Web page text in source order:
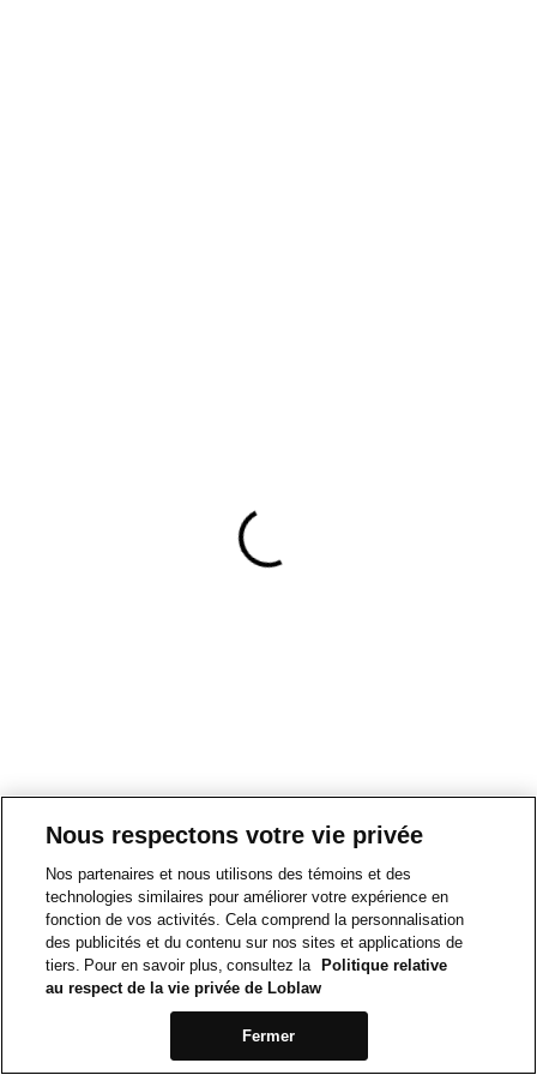
Nous respectons votre vie privée
Nos partenaires et nous utilisons des témoins et des
technologies similaires pour améliorer votre expérience en
fonction de vos activités. Cela comprend la personnalisation
des publicités et du contenu sur nos sites et applications de
tiers. Pour en savoir plus, consultez la
Politique relative
au respect de la vie privée de Loblaw
Fermer